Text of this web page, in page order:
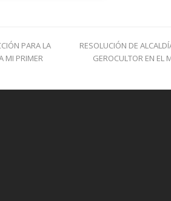
PARA LA
MI PRIMER
next
post:
RESOLUCIÓN DE
GEROCULTOR EN EL